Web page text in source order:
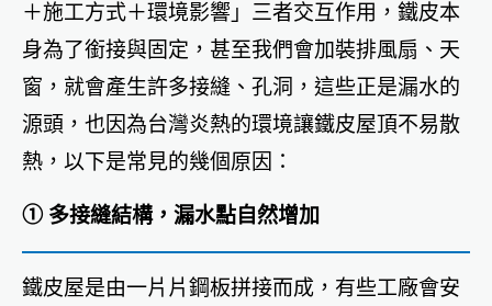
＋施工方式＋環境影響」三者交互作用，鐵皮本
身為了銜接與固定，甚至我們會加裝排風扇、天
窗，就會產生許多接縫、孔洞，這些正是漏水的
源頭，也因為台灣炎熱的環境讓鐵皮屋頂不易散
熱，以下是常見的幾個原因：
① 多接縫結構，漏水點自然增加
鐵皮屋是由一片片鋼板拼接而成，有些工廠會安